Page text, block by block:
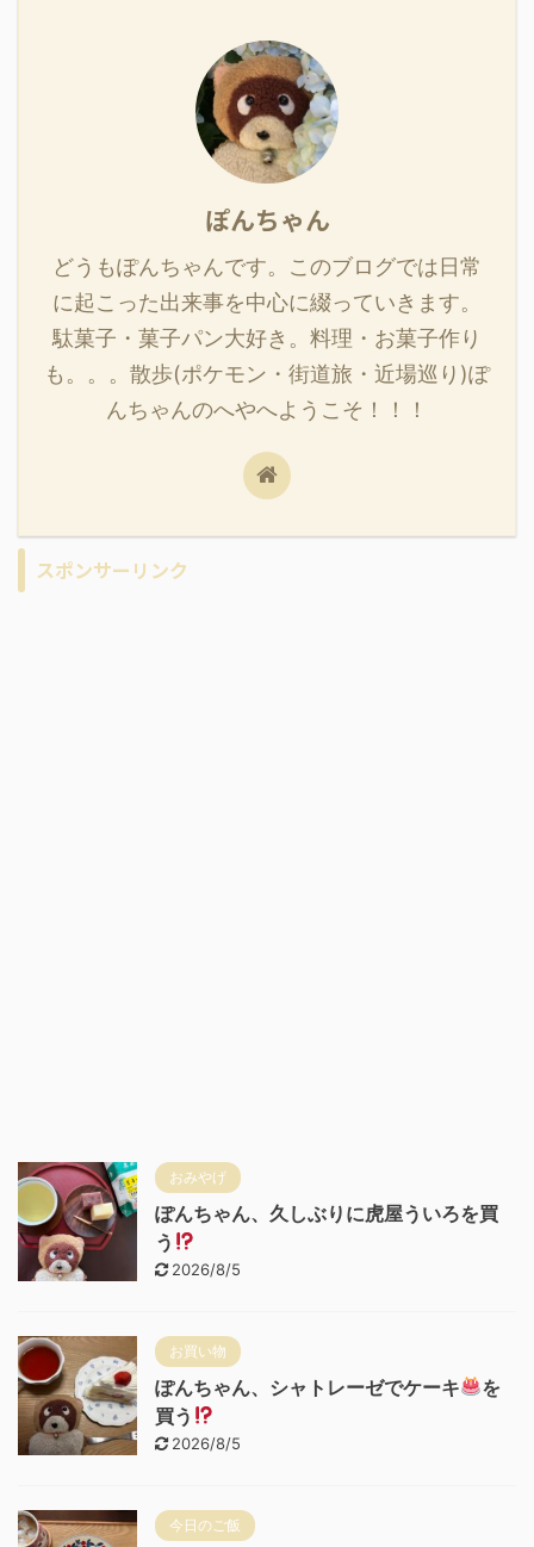
ぽんちゃん
どうもぽんちゃんです。このブログでは日常
に起こった出来事を中心に綴っていきます。
駄菓子・菓子パン大好き。料理・お菓子作り
も。。。散歩(ポケモン・街道旅・近場巡り)ぽ
んちゃんのへやへようこそ！！！
スポンサーリンク
おみやげ
ぽんちゃん、久しぶりに虎屋ういろを買
う
2026/8/5
お買い物
ぽんちゃん、シャトレーゼでケーキ
を
買う
2026/8/5
今日のご飯